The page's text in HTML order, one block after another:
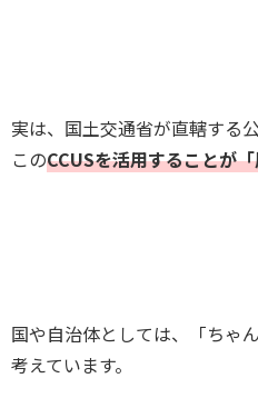
実は、国土交通省が直轄する
このCCUSを活用することが
国や自治体としては、「ちゃ
考えています。